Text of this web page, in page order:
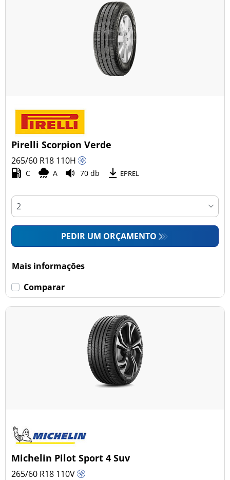
Pirelli Scorpion Verde
265/60 R18 110H
C A 70 db EPREL
PEDIR UM ORÇAMENTO
Mais informações
Comparar
Michelin Pilot Sport 4 Suv
265/60 R18 110V